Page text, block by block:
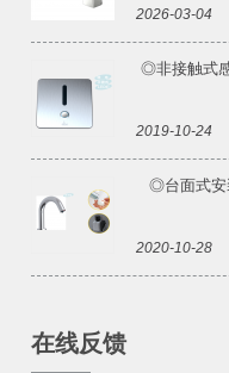
2026-03-04
◎非接触式
2019-10-24
◎台面式安
2020-10-28
在线反馈